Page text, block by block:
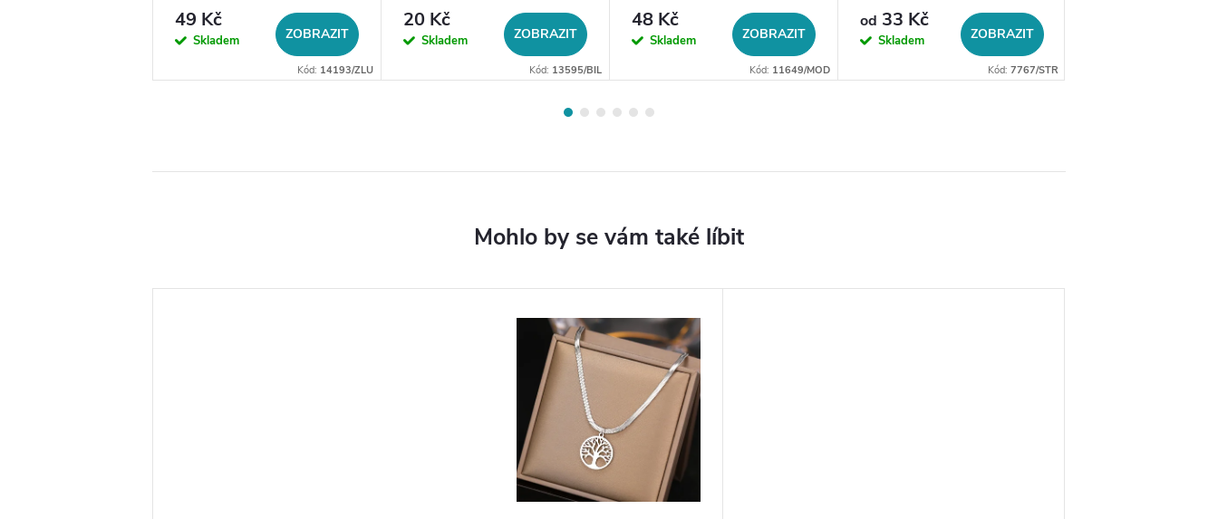
barev
49 Kč
Skladem ZOBRAZIT
Kód: 14193/ZLU
20 Kč
Skladem ZOBRAZIT
Kód: 13595/BIL
48 Kč
Skladem ZOBRAZIT
Kód: 11649/MOD
od 33 Kč
Skladem ZOBRAZIT
Kód: 7767/STR